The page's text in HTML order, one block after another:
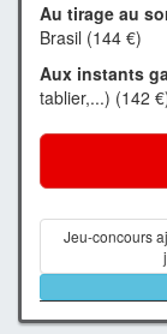
Au tirage au
Brasil (144 €)
Aux instants
tablier,...) (142
Jeu-concours